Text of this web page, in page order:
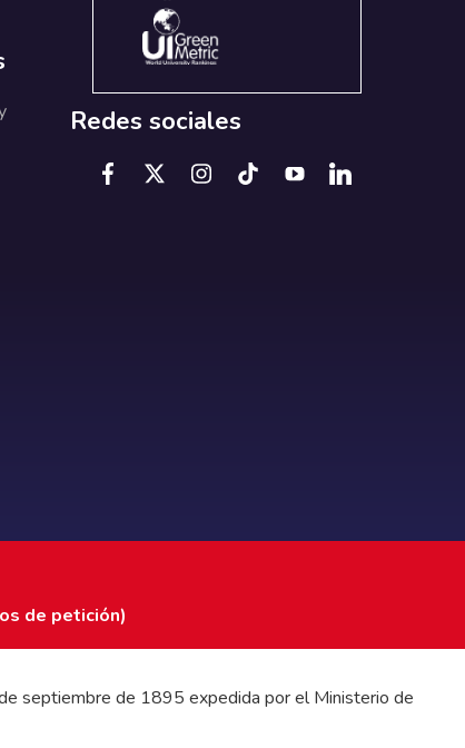
Redes sociales
de petición)
septiembre de 1895 expedida por el Ministerio de